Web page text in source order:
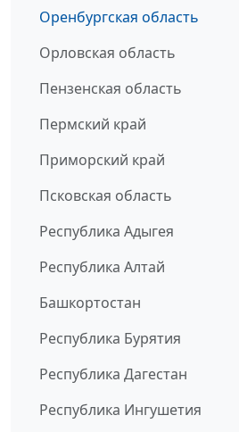
Оренбургская область
Орловская область
Пензенская область
Пермский край
Приморский край
Псковская область
Республика Адыгея
Республика Алтай
Башкортостан
Республика Бурятия
Республика Дагестан
Республика Ингушетия